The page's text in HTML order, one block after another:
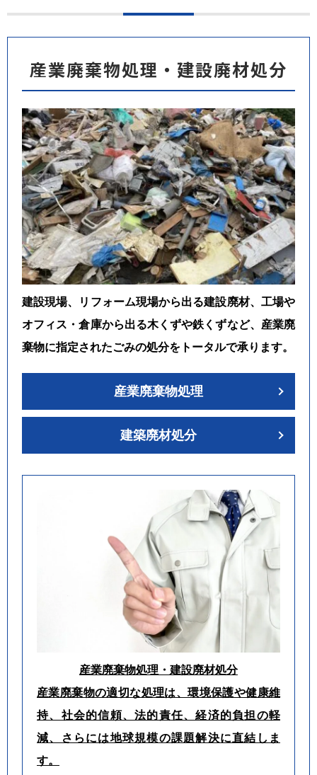
産業廃棄物処理・建設廃材処分
建設現場、リフォーム現場から出る建設廃材、工場や
オフィス・倉庫から出る木くずや鉄くずなど、産業廃
棄物に指定されたごみの処分をトータルで承ります。
産業廃棄物処理
建築廃材処分
産業廃棄物処理・建設廃材処分
産業廃棄物の適切な処理は、環境保護や健康維
持、社会的信頼、法的責任、経済的負担の軽
減、さらには地球規模の課題解決に直結しま
す。